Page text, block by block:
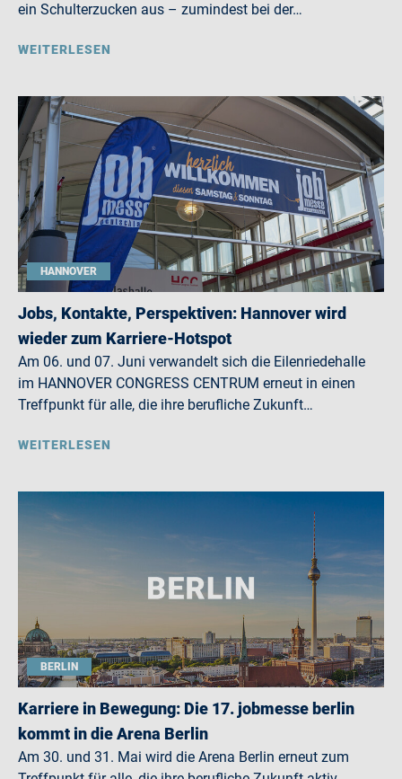
ein Schulterzucken aus – zumindest bei der…
WEITERLESEN
HANNOVER
Jobs, Kontakte, Perspektiven: Hannover wird
wieder zum Karriere-Hotspot
Am 06. und 07. Juni verwandelt sich die Eilenriedehalle
im HANNOVER CONGRESS CENTRUM erneut in einen
Treffpunkt für alle, die ihre berufliche Zukunft…
WEITERLESEN
BERLIN
Karriere in Bewegung: Die 17. jobmesse berlin
kommt in die Arena Berlin
Am 30. und 31. Mai wird die Arena Berlin erneut zum